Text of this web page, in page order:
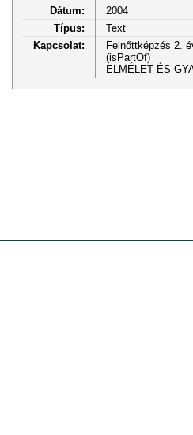
Dátum:
2004
Típus:
Text
Kapcsolat:
Felnőttképzés 2.
(isPartOf)
ELMÉLET ÉS